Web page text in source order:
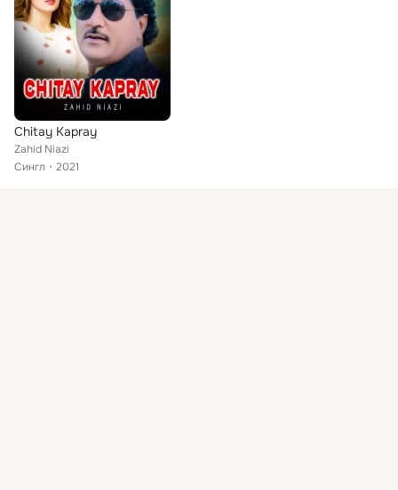
Chitay Kapray
Zahid Niazi
Сингл
2021